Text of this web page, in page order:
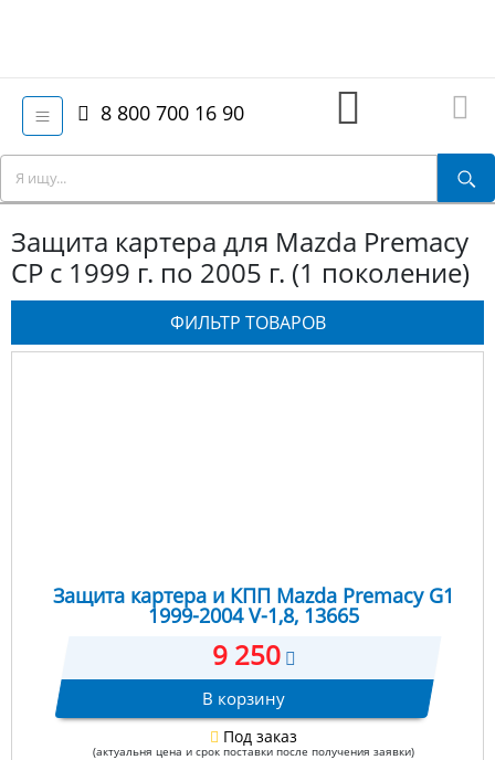
8 800 700 16 90
Защита картера для Mazda Premacy
CP с 1999 г. по 2005 г. (1 поколение)
ФИЛЬТР ТОВАРОВ
Защита картера и КПП Mazda Premacy G1
1999-2004 V-1,8, 13665
9 250
В корзину
Под заказ
(актуальня цена и срок поставки после получения заявки)